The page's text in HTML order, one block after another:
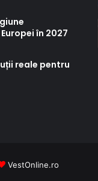
în 2027
reale pentru
VestOnline.ro